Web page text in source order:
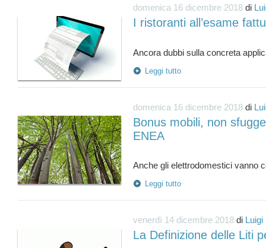
domenica 16 dicembre 2018 di
I ristoranti all’esame
Leggi tutto
domenica 16 dicembre 2018 di
Bonus mobili, non
ENEA
Leggi tutto
venerdì 14 dicembre 2018 di
La Definizione delle Liti